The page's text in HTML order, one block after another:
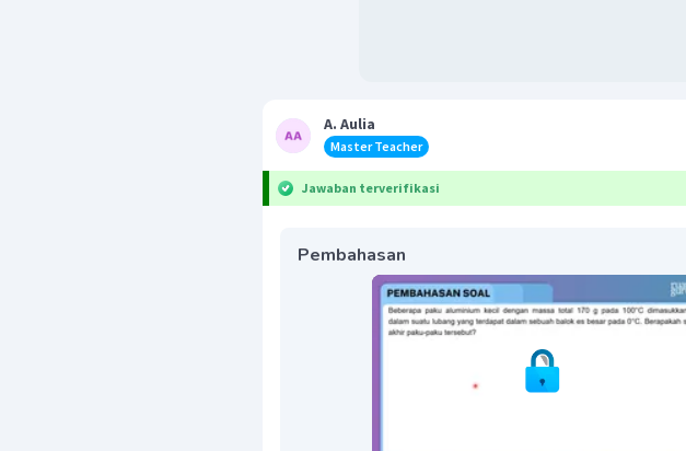
A. Aulia
Master Teacher
Jawaban terverifikasi
Pembahasan